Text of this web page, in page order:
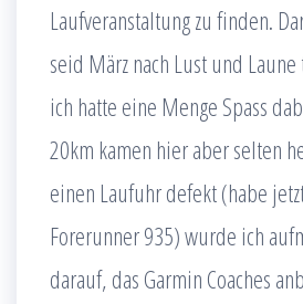
Laufveranstaltung zu finden.
seid März nach Lust und
ich hatte eine Menge Spass
20km kamen hier aber selten
einen Laufuhr defekt (habe
Forerunner 935) wurde ich
darauf, das Garmin Coaches